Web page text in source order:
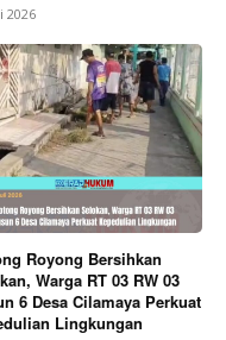
: Subsidi Sekolah di
Sampah
2026
Royong Bersihkan
Warga RT 03 RW 03
6 Desa Cilamaya Perkuat
Lingkungan